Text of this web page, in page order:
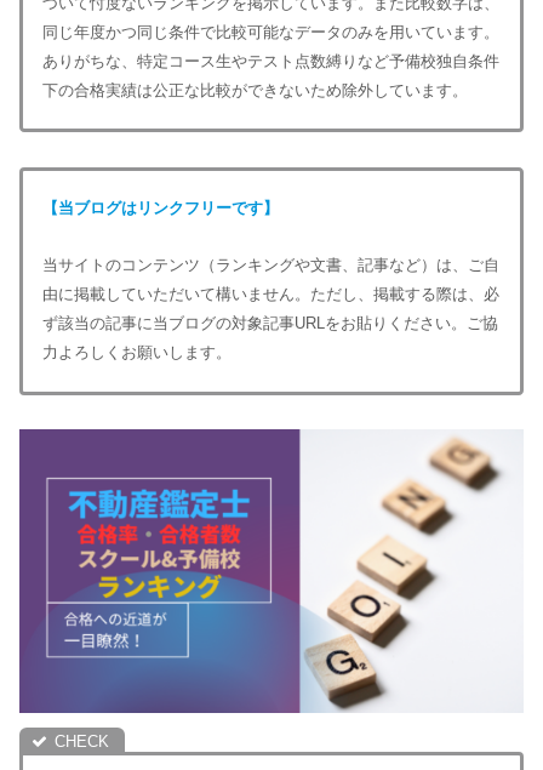
同じ年度かつ同じ条件で比較可能なデータのみを用いています。
ありがちな、特定コース生やテスト点数縛りなど予備校独自条件
下の合格実績は公正な比較ができないため除外しています。
【当ブログはリンクフリーです】
当サイトのコンテンツ（ランキングや文書、記事など）は、ご自
由に掲載していただいて構いません。ただし、掲載する際は、必
ず該当の記事に当ブログの対象記事URLをお貼りください。ご協
力よろしくお願いします。